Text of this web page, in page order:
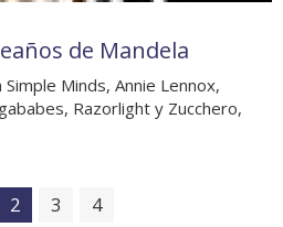
de Mandela
Minds, Annie Lennox,
Razorlight y Zucchero,
2 3 4